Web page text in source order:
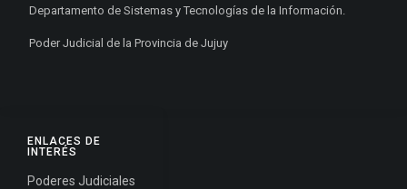
ENLACES DE
INTERÉS
Poderes Judiciales
Departamento de Sistemas y Tecnologías de la Información.
Poder Judicial de la Provincia de Jujuy